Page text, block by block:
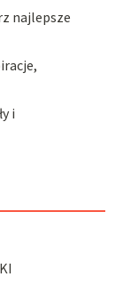
najlepsze
i